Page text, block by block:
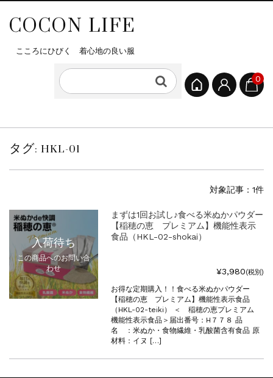
COCON LIFE
こころにひびく 着心地の良い服
0
タグ:HKL-01
対象記事：1件
入荷待ち
この商品へのお問い合
わせ
まずは1回お試し♪食べる米ぬかパウダー
【稲穂の恵 プレミアム】機能性表示
食品（HKL-02-shokai）
¥3,980(税別)
お得な定期購入！！食べる米ぬかパウダー
【稲穂の恵 プレミアム】機能性表示食品
（HKL-02-teiki） ＜ 稲穂の恵プレミアム
機能性表示食品＞届出番号：H７７８ 品
名 ：米ぬか・食物繊維・乳酸菌含有食品 原
材料：イヌ […]